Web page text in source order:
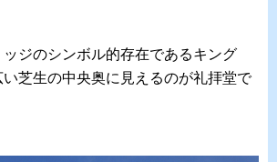
ジのシンボル的存在であるキング
芝生の中央奥に見えるのが礼拝堂で